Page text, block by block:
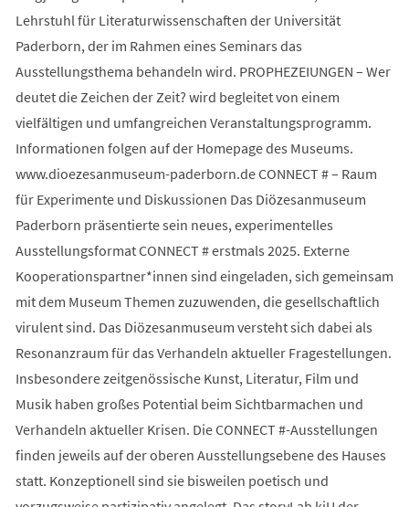
Lehrstuhl für Literaturwissenschaften der Universität
Paderborn, der im Rahmen eines Seminars das
Ausstellungsthema behandeln wird. PROPHEZEIUNGEN – Wer
deutet die Zeichen der Zeit? wird begleitet von einem
vielfältigen und umfangreichen Veranstaltungsprogramm.
Informationen folgen auf der Homepage des Museums.
www.dioezesanmuseum-paderborn.de CONNECT # – Raum
für Experimente und Diskussionen Das Diözesanmuseum
Paderborn präsentierte sein neues, experimentelles
Ausstellungsformat CONNECT # erstmals 2025. Externe
Kooperationspartner*innen sind eingeladen, sich gemeinsam
mit dem Museum Themen zuzuwenden, die gesellschaftlich
virulent sind. Das Diözesanmuseum versteht sich dabei als
Resonanzraum für das Verhandeln aktueller Fragestellungen.
Insbesondere zeitgenössische Kunst, Literatur, Film und
Musik haben großes Potential beim Sichtbarmachen und
Verhandeln aktueller Krisen. Die CONNECT #-Ausstellungen
finden jeweils auf der oberen Ausstellungsebene des Hauses
statt. Konzeptionell sind sie bisweilen poetisch und